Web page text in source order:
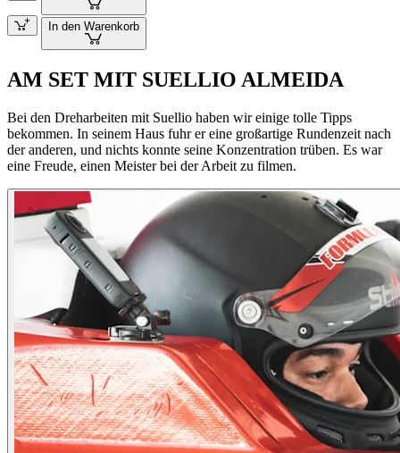
In den Warenkorb
AM SET MIT SUELLIO ALMEIDA
Bei den Dreharbeiten mit Suellio haben wir einige tolle Tipps
bekommen. In seinem Haus fuhr er eine großartige Rundenzeit nach
der anderen, und nichts konnte seine Konzentration trüben. Es war
eine Freude, einen Meister bei der Arbeit zu filmen.